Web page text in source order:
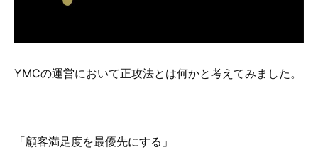
YMCの運営において正攻法とは何かと考えてみました。
「顧客満足度を最優先にする」